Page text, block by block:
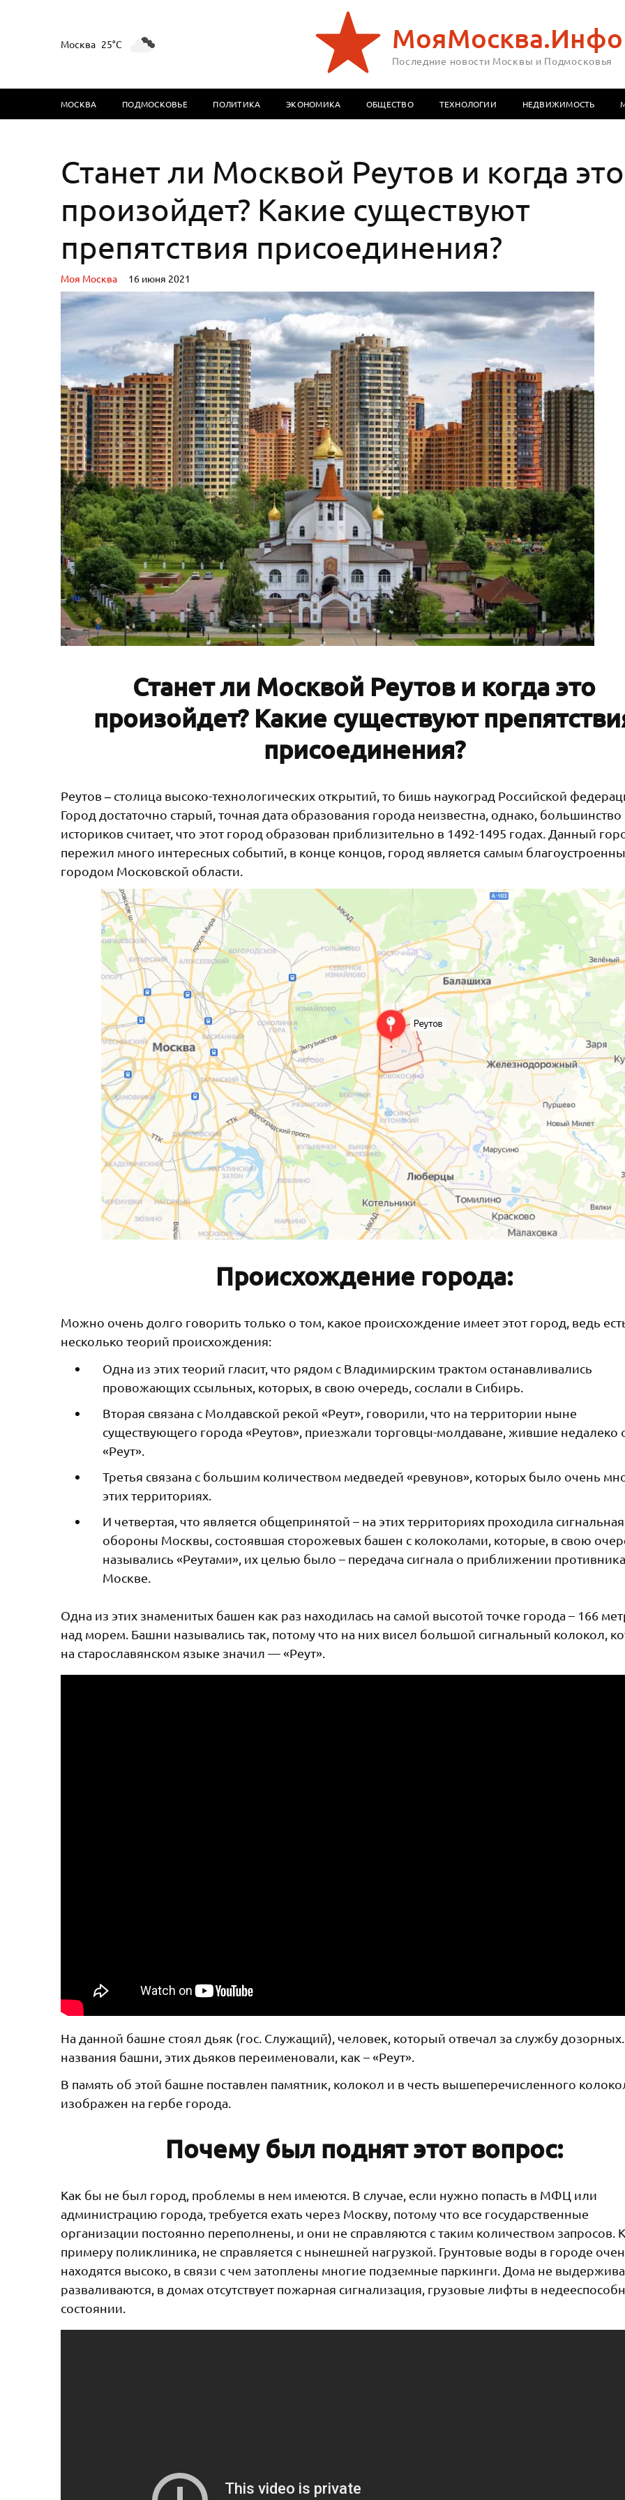
Москва 25°C МояМосква.Инфо
Последние новости Москвы и Подмосковья
МОСКВА ПОДМОСКОВЬЕ ПОЛИТИКА ЭКОНОМИКА ОБЩЕСТВО ТЕХНОЛОГИИ НЕДВИЖИМОСТЬ
Станет ли Москвой Реутов и когда это
произойдет? Какие существуют
препятствия присоединения?
Моя Москва 16 июня 2021
Станет ли Москвой Реутов и когда это
произойдет? Какие существуют
присоединения?
Реутов‒столица высоко-технологических открытий, то бишь наукоград Российской
Город достаточно старый, точная дата образования города неизвестна, однако, большинство
историков считает, что этот город образован приблизительно в 1492-1495 годах. Данный
пережил много интересных событий, в конце концов, город является самым
городом Московской области.
Происхождение города:
Можно очень долго говорить только о том, какое происхождение имеет этот город, ведь
несколько теорий происхождения:
Одна из этих теорий гласит, что рядом с Владимирским трактом останавливались
провожающих ссыльных, которых, в свою очередь, сослали в Сибирь.
Вторая связана с Молдавской рекой «Реут», говорили, что на территории ныне
существующего города «Реутов», приезжали торговцы-молдаване, жившие недалеко
«Реут».
Третья связана с большим количеством медведей «ревунов», которых было очень
этих территориях.
И четвертая, что является общепринятой – на этих территориях проходила
обороны Москвы, состоявшая сторожевых башен с колоколами, которые, в свою
назывались «Реутами», их целью было – передача сигнала о приближении
Москве.
Одна из этих знаменитых башен как раз находилась на самой высотой точке города – 166
над морем. Башни назывались так, потому что на них висел большой сигнальный колокол,
на старославянском языке значил — «Реут».
На данной башне стоял дьяк (гос. Служащий), человек, который отвечал за службу
названия башни, этих дьяков переименовали, как – «Реут».
В память об этой башне поставлен памятник, колокол и в честь вышеперечисленного
изображен на гербе города.
Почему был поднят этот вопрос:
Как бы не был город, проблемы в нем имеются. В случае, если нужно попасть в МФЦ или
администрацию города, требуется ехать через Москву, потому что все государственные
организации постоянно переполнены, и они не справляются с таким количеством запросов. К
примеру поликлиника, не справляется с нынешней нагрузкой. Грунтовые воды в городе
находятся высоко, в связи с чем затоплены многие подземные паркинги. Дома не
разваливаются, в домах отсутствует пожарная сигнализация, грузовые лифты в
состоянии.